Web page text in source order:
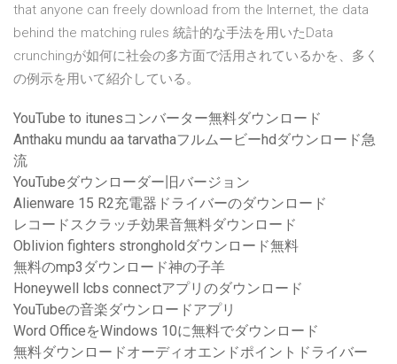
that anyone can freely download from the Internet, the data
behind the matching rules 統計的な手法を用いたData
crunchingが如何に社会の多方面で活用されているかを、多く
の例示を用いて紹介している。
YouTube to itunesコンバーター無料ダウンロード
Anthaku mundu aa tarvathaフルムービーhdダウンロード急
流
YouTubeダウンローダー旧バージョン
Alienware 15 R2充電器ドライバーのダウンロード
レコードスクラッチ効果音無料ダウンロード
Oblivion fighters strongholdダウンロード無料
無料のmp3ダウンロード神の子羊
Honeywell lcbs connectアプリのダウンロード
YouTubeの音楽ダウンロードアプリ
Word OfficeをWindows 10に無料でダウンロード
無料ダウンロードオーディオエンドポイントドライバー